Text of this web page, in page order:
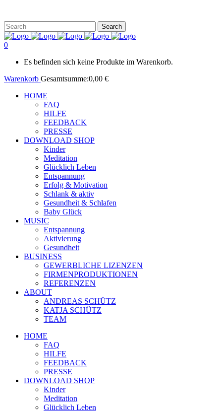
0
Es befinden sich keine Produkte im Warenkorb.
Warenkorb Gesamtsumme:0,00 €
HOME
FAQ
HILFE
FEEDBACK
PRESSE
DOWNLOAD SHOP
Kinder
Meditation
Glücklich Leben
Entspannung
Erfolg & Motivation
Schlank & aktiv
Gesundheit & Schlafen
Baby Glück
MUSIC
Entspannung
Aktivierung
Gesundheit
BUSINESS
GEWERBLICHE LIZENZEN
FIRMENPRODUKTIONEN
REFERENZEN
ABOUT
ANDREAS SCHÜTZ
KATJA SCHÜTZ
TEAM
HOME
FAQ
HILFE
FEEDBACK
PRESSE
DOWNLOAD SHOP
Kinder
Meditation
Glücklich Leben